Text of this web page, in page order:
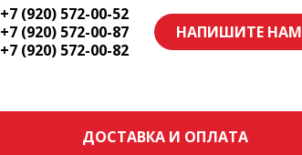
+7 (920) 572-00-52
+7 (920) 572-00-87
+7 (920) 572-00-82
НАПИШИТЕ НАМ
ДОСТАВКА И ОПЛАТА